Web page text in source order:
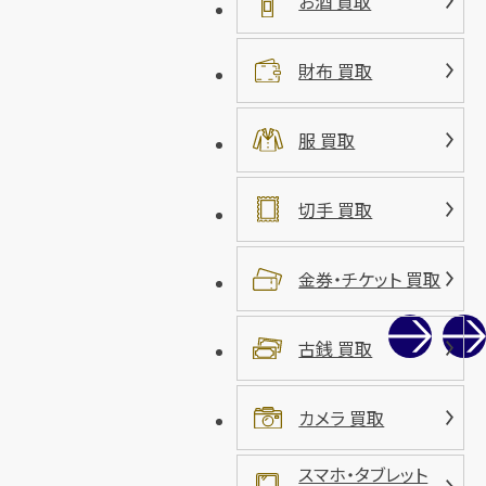
財布 買取
服 買取
切手 買取
金券・チケット 買取
古銭 買取
カメラ 買取
スマホ・タブレット